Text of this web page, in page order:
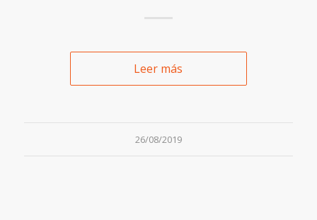
Leer más
26/08/2019